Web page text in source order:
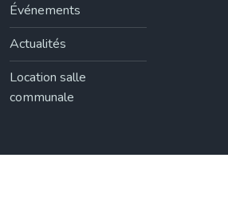
Événements
Actualités
Location salle
communale